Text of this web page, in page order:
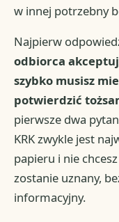
w innej potrzebny
Najpierw
odbiorca
szybko musisz
potwierdzić
pierwsze dwa
KRK zwykle jest
papieru i nie
zostanie uznany,
informacyjny.